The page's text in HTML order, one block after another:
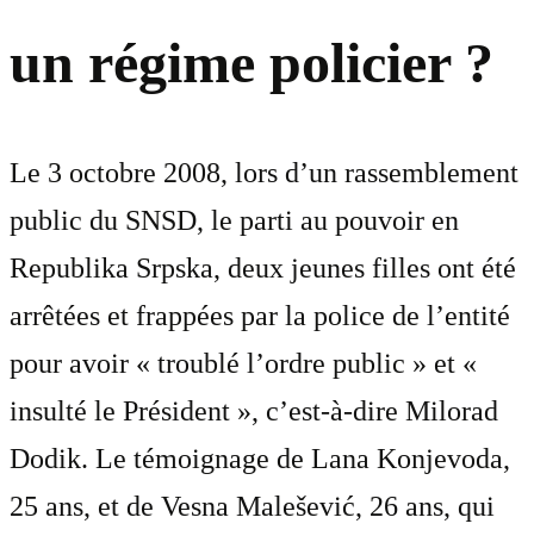
un régime policier ?
Le 3 octobre 2008, lors d’un rassemblement
public du SNSD, le parti au pouvoir en
Republika Srpska, deux jeunes filles ont été
arrêtées et frappées par la police de l’entité
pour avoir « troublé l’ordre public » et «
insulté le Président », c’est-à-dire Milorad
Dodik. Le témoignage de Lana Konjevoda,
25 ans, et de Vesna Malešević, 26 ans, qui